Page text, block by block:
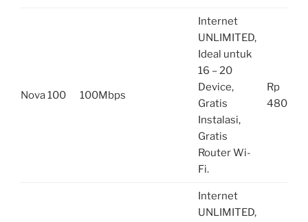
Nova 100 100Mbps
Internet
UNLIMITED,
Ideal untuk
16 – 20
Device,
Gratis
Instalasi,
Gratis
Router Wi-
Fi.
Rp
Internet
UNLIMITED,